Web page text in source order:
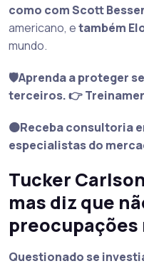
como com Scott
americano, etambém
mundo.
🛡️Aprenda a proteger
terceiros. 👉
🟠Receba consultoria
especialistas do
Tucker
mas diz que
preocupações
Questionado se